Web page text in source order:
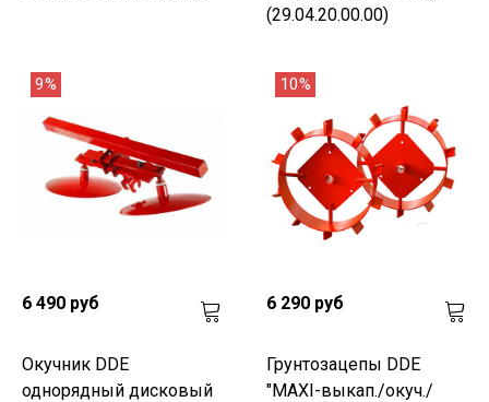
(29.04.20.00.00)
9%
6 490 руб
Окучник DDE
однорядный дисковый
10%
6 290 руб
Грунтозацепы DDE
"MAXI-выкап./окуч./